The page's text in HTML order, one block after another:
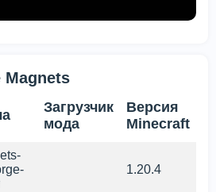
Magnets
Загрузчик
мода
Версия
Minecraft
1.20.4